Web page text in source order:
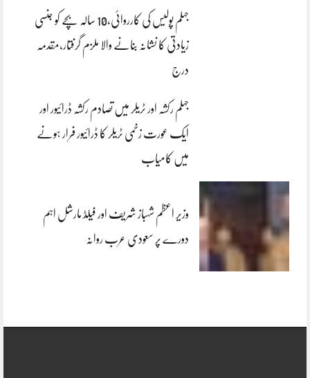
جہلم پولیس کی کارروائی،10 سالہ بچے کو جنسی
زیادتی کا نشانہ بنانے والا ملزم گرفتار،مقدمہ
درج
جہلم رکشہ اور ٹریلر میں تصادم رکشہ ڈرائیور اور
ایک عورت زخمی ٹریلر کا ڈرائیور فرار ہونے
میں کامیاب
وزیر اعظم شہباز شریف اور فیلڈ مارشل اہم
دورے پر سعودی عرب روانہ